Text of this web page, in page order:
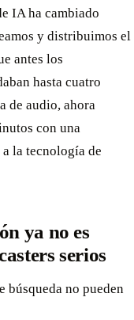
IA ha cambiado
y distribuimos el
antes los
hasta cuatro
de audio, ahora
con una
la tecnología de
ya no es
serios
búsqueda no pueden